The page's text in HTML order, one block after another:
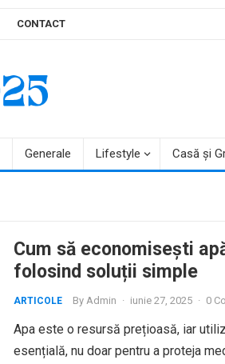
CONTACT
Generale Lifestyle Casă și
Cum să economisești
folosind soluții simple
ARTICOLE By Admin · iunie 27, 2025 · 0
Apa este o resursă prețioasă, iar
esențială, nu doar pentru a proteja